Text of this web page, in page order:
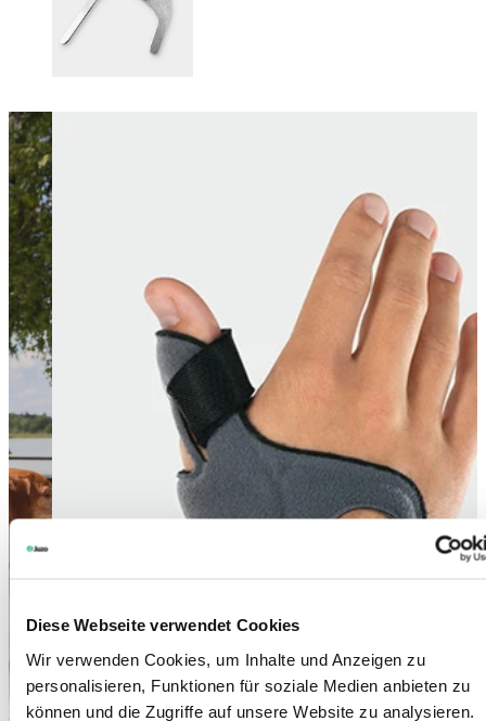
Diese Webseite verwendet Cookies
Wir verwenden Cookies, um Inhalte und Anzeigen zu
personalisieren, Funktionen für soziale Medien anbieten zu
können und die Zugriffe auf unsere Website zu analysieren.